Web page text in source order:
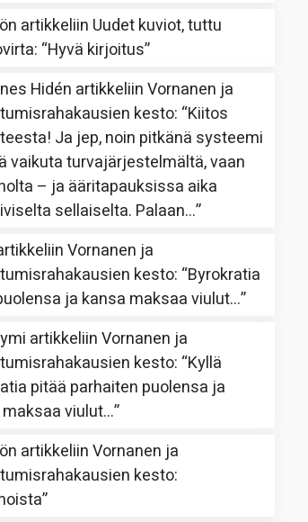
artikkeliin Uudet kuviot, tuttu
: “Hyvä kirjoitus”
Hidén artikkeliinVornanen ja
kesto: “Kiitos
Ja jep, noin pitkänä systeemi
vaikuta turvajärjestelmältä, vaan
– ja ääritapauksissa aika
sellaiselta. Palaan…”
Vornanen ja
kesto: “Byrokratia
ja kansa maksaa viulut…”
artikkeliinVornanen ja
kesto: “Kyllä
pitää parhaiten puolensa ja
viulut…”
artikkeliinVornanen ja
kesto:
”